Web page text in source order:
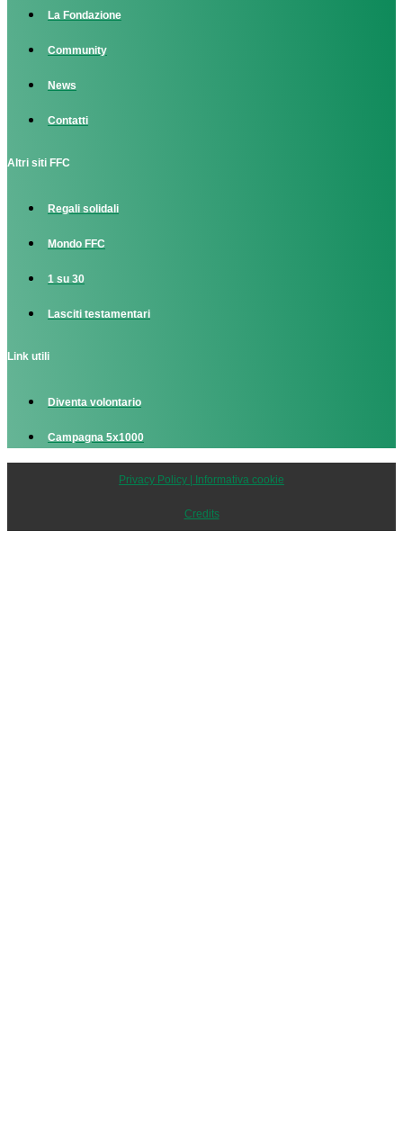
La Fondazione
Community
News
Contatti
Altri siti FFC
Regali solidali
Mondo FFC
1 su 30
Lasciti testamentari
Link utili
Diventa volontario
Campagna 5x1000
Privacy Policy | Informativa cookie
Credits